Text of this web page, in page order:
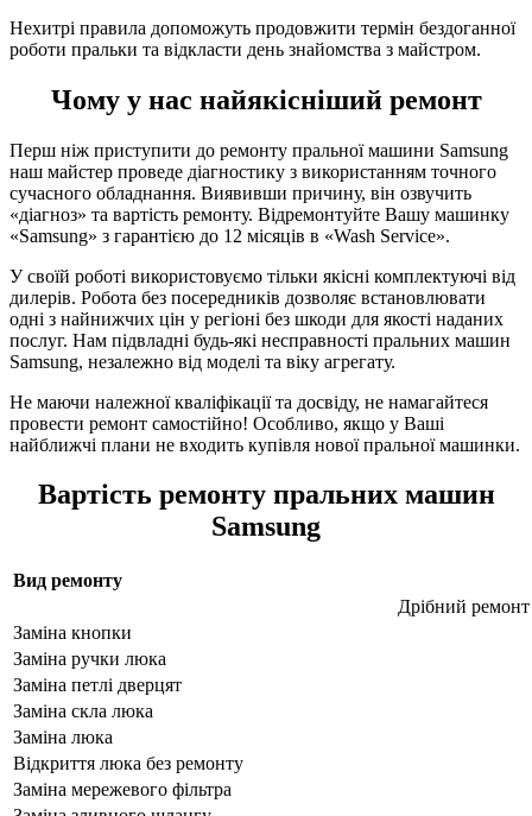
Нехитрі правила допоможуть продовжити термін бездоганної
роботи пральки та відкласти день знайомства з майстром.
Чому у нас найякісніший ремонт
Перш ніж приступити до ремонту пральної машини Samsung
наш майстер проведе діагностику з використанням точного
сучасного обладнання. Виявивши причину, він озвучить
«діагноз» та вартість ремонту. Відремонтуйте Вашу машинку
«Samsung» з гарантією до 12 місяців в «Wash Service».
У своїй роботі використовуємо тільки якісні комплектуючі від
дилерів. Робота без посередників дозволяє встановлювати
одні з найнижчих цін у регіоні без шкоди для якості наданих
послуг. Нам підвладні будь-які несправності пральних машин
Samsung, незалежно від моделі та віку агрегату.
Не маючи належної кваліфікації та досвіду, не намагайтеся
провести ремонт самостійно! Особливо, якщо у Ваші
найближчі плани не входить купівля нової пральної машинки.
Вартість ремонту пральних машин
Samsung
Вид ремонту
Дрібний ремонт
Заміна кнопки
Заміна ручки люка
Заміна петлі дверцят
Заміна скла люка
Заміна люка
Відкриття люка без ремонту
Заміна мережевого фільтра